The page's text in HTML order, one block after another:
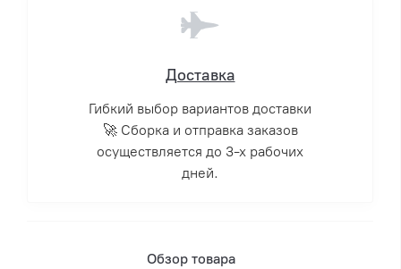
Доставка
Гибкий выбор вариантов доставки
🚀 Сборка и отправка заказов
осуществляется до 3-х рабочих
дней.
Обзор товара